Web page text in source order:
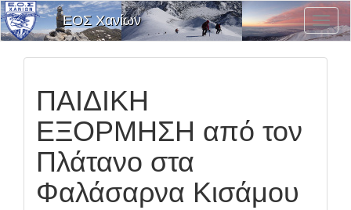
ΕΟΣ Χανίων
ΠΑΙΔΙΚΗ
ΕΞΟΡΜΗΣΗ από τον
Πλάτανο στα
Φαλάσαρνα Κισάμου